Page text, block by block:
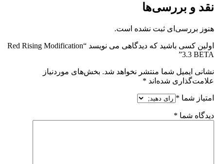
نقد و بررسی‌ها
هنوز بررسی‌ای ثبت نشده است.
اولین کسی باشید که دیدگاهی می نویسد “Red Rising Modification
3.3 BETA”
نشانی ایمیل شما منتشر نخواهد شد. بخش‌های موردنیاز
علامت‌گذاری شده‌اند *
امتیاز شما *
دیدگاه شما *